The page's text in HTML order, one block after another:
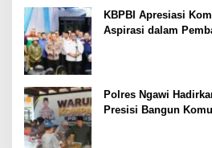
KBPBI Apresiasi
Aspirasi dalam
Polres Ngawi
Presisi Bangun